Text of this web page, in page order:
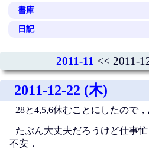
書庫
日記
2011-11 << 2011-
2011-12-22 (木)
28と4,5,6休むことにしたので
たぶん大丈夫だろうけど仕事
不安．